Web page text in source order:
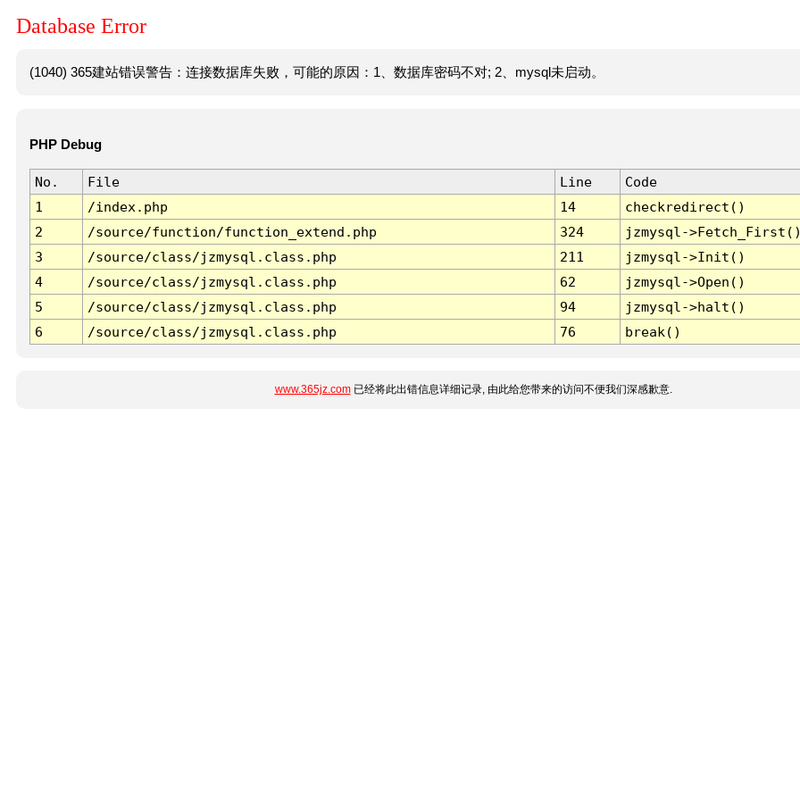
Database Error
(1040) 365建站错误警告：连接数据库失败，可能的原因：1、数据库密码不对; 2、mysql未启动。
PHP Debug
No. File Line
Code
1
/index.php 14
checkredirect()
2
/source/function/function_extend.php 324
jzmysql-
3
/source/class/jzmysql.class.php 211
jzmysql->Init()
4
/source/class/jzmysql.class.php 62
jzmysql->Open()
5
/source/class/jzmysql.class.php 94
jzmysql->halt()
6
/source/class/jzmysql.class.php 76 break()
www.365jz.com已经将此出错信息详细记录, 由此给您带来的访问不便我们深感歉意.